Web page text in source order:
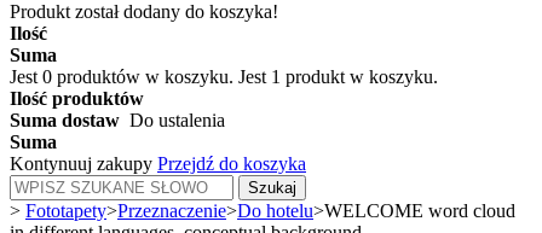
Produkt został dodany do koszyka!
Ilość
Suma
Jest 0 produktów w koszyku. Jest 1 produkt w koszyku.
Ilość produktów
Suma dostaw Do ustalenia
Suma
Kontynuuj zakupy Przejdź do koszyka
Szukaj
> Fototapety>Przeznaczenie>Do hotelu>WELCOME word cloud